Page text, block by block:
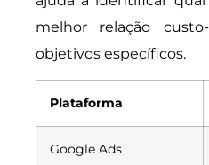
melhor relação
objetivos específicos.
Plataforma
Google Ads